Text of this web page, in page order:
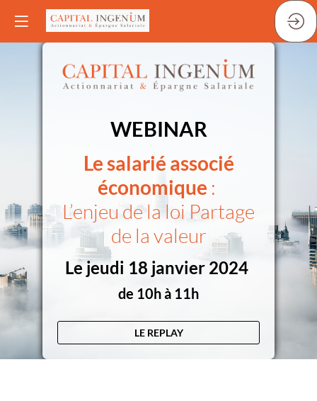
WEBINAR
Le salarié associé
économique :
L’enjeu de la loi Partage
de la valeur
Le jeudi 18 janvier 2024
de 10h à 11h
LE REPLAY